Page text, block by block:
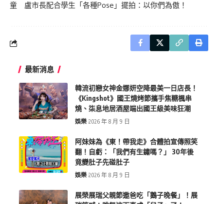
童 盧市長配合學生「各種Pose」擺拍：以你們為傲！
最新消息
韓流初戀女神金娜妍空降最美一日店長！
《Kingshot》國王燒烤節攜手焦糖楓串
燒、柒息地居酒屋端出國王級美味狂潮
娛樂 2026 年 8 月 9 日
阿妹妹為《東！帶我走》合體拍宣傳照笑
翻！自虧：「我們有生鏽嗎？」 30年後
竟變肚子先碰肚子
娛樂 2026 年 8 月 9 日
展榮展瑞父親節邀爸吃「鵝子晚餐」！展